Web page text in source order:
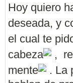
Hoy quiero
deseada, y
el cual te
cabeza
,
mente
. La